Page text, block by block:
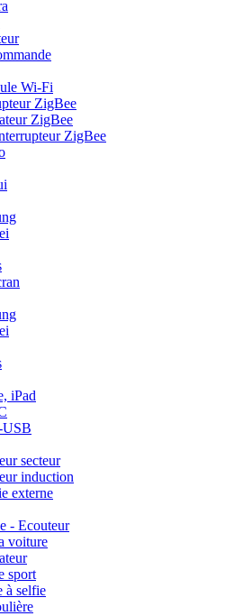
Wi-Fi
ZigBee
ZigBee
ZigBee
iPad
secteur
induction
externe
- Ecouteur
voiture
sport
à selfie